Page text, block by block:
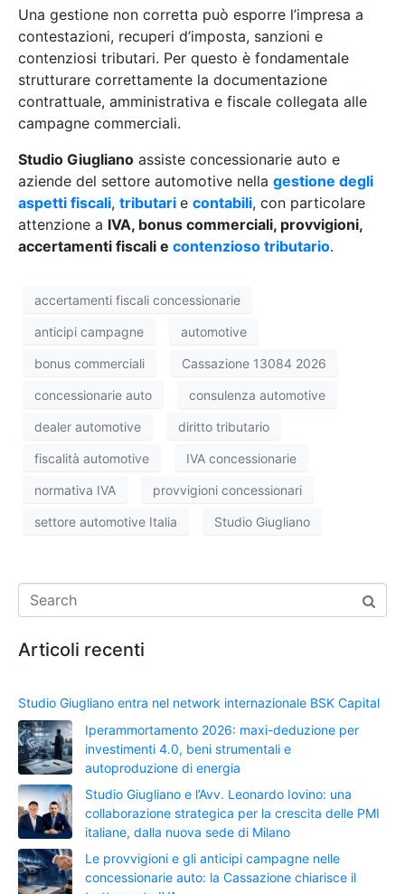
Una gestione non corretta può esporre l’impresa a
contestazioni, recuperi d’imposta, sanzioni e
contenziosi tributari. Per questo è fondamentale
strutturare correttamente la documentazione
contrattuale, amministrativa e fiscale collegata alle
campagne commerciali.
Studio Giugliano assiste concessionarie auto e
aziende del settore automotive nella gestione degli
aspetti fiscali, tributari e contabili, con particolare
attenzione a IVA, bonus commerciali, provvigioni,
accertamenti fiscali e contenzioso tributario.
accertamenti fiscali concessionarie
anticipi campagne automotive
bonus commerciali Cassazione 13084 2026
concessionarie auto consulenza automotive
dealer automotive diritto tributario
fiscalità automotive IVA concessionarie
normativa IVA provvigioni concessionari
settore automotive Italia Studio Giugliano
Articoli recenti
Studio Giugliano entra nel network internazionale BSK Capital
Iperammortamento 2026: maxi-deduzione per
investimenti 4.0, beni strumentali e
autoproduzione di energia
Studio Giugliano e l’Avv. Leonardo Iovino: una
collaborazione strategica per la crescita delle PMI
italiane, dalla nuova sede di Milano
Le provvigioni e gli anticipi campagne nelle
concessionarie auto: la Cassazione chiarisce il